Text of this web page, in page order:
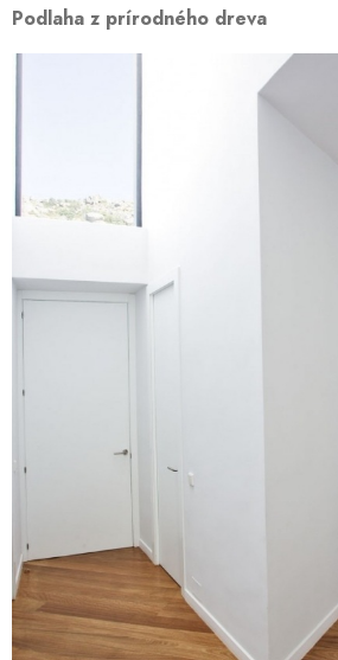
Podlaha z prírodného dreva